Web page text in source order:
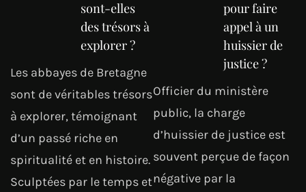
sont-elles
des trésors à
explorer ?
Les abbayes de Bretagne
sont de véritables trésors
à explorer, témoignant
d’un passé riche en
spiritualité et en histoire.
Sculptées par le temps et
pour faire
appel à un
huissier de
justice ?
Officier du ministère
public, la charge
d’huissier de justice est
souvent perçue de façon
négative par la